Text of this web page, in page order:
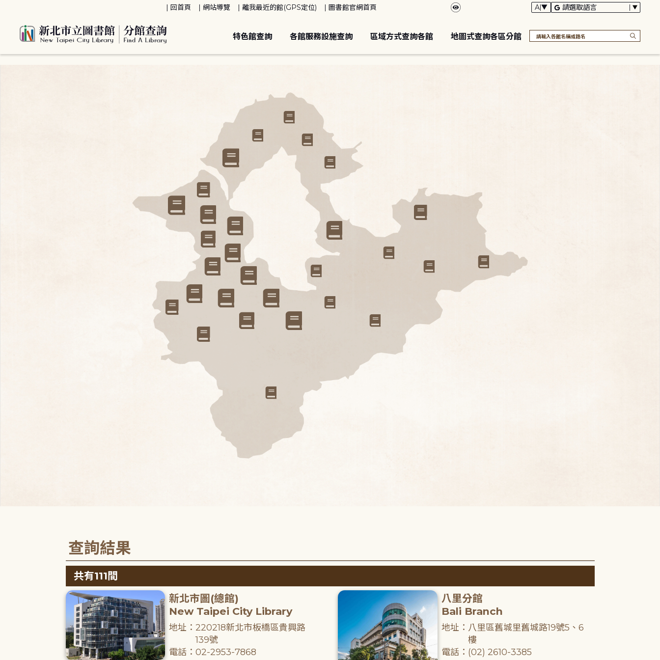
回首頁 網站導覽 離我最近的館(GPS定位) 圖書館官網首頁
特色館查詢 各館服務設施查詢 區域方式查詢各館 地圖式查詢各區分館
查詢結果
共有111間
新北市圖(總館)
New Taipei City Library
地址：220218新北市板橋區貴興路
139號
電話：02-2953-7868
八里分館
Bali Branch
地址：八里區舊城里舊城路19號5、6
樓
電話：(02) 2610-3385